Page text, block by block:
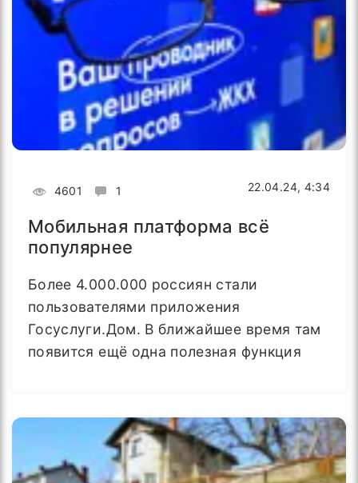
4601 1 22.04.24, 4:34
Мобильная платформа всё
популярнее
Более 4.000.000 россиян стали
пользователями приложения
Госуслуги.Дом. В ближайшее время там
появится ещё одна полезная функция